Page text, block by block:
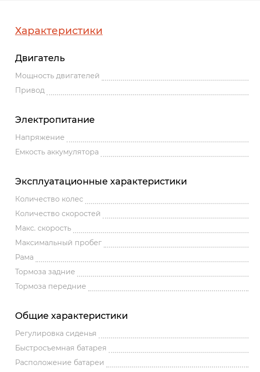
Характеристики
Двигатель
Мощность двигателей
Привод
Электропитание
Напряжение
Емкость аккумулятора
Эксплуатационные характеристики
Количество колес
Количество скоростей
Макс. скорость
Максимальный пробег
Рама
Тормоза задние
Тормоза передние
Общие характеристики
Регулировка сиденья
Быстросъемная батарея
Расположение батареи